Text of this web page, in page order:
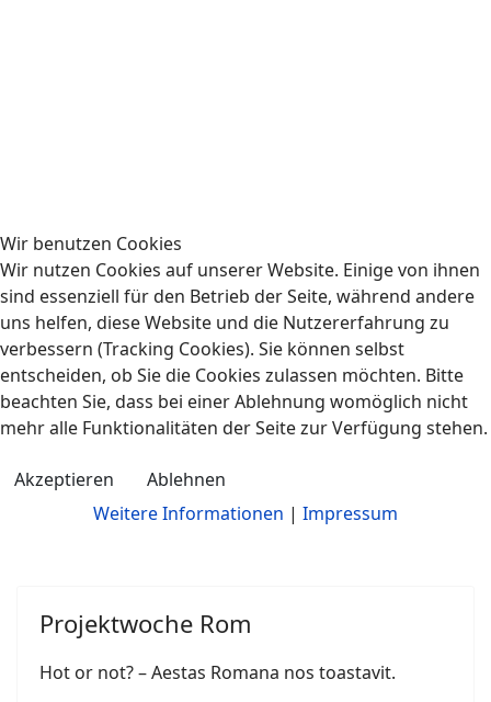
Projektwoche Rom
Hot or not? – Aestas Romana nos toastavit.
Wir benutzen Cookies
Wir nutzen Cookies auf unserer Website. Einige von ihnen
sind essenziell für den Betrieb der Seite, während andere
uns helfen, diese Website und die Nutzererfahrung zu
verbessern (Tracking Cookies). Sie können selbst
entscheiden, ob Sie die Cookies zulassen möchten. Bitte
beachten Sie, dass bei einer Ablehnung womöglich nicht
mehr alle Funktionalitäten der Seite zur Verfügung stehen.
Akzeptieren
Ablehnen
Weitere Informationen | Impressum